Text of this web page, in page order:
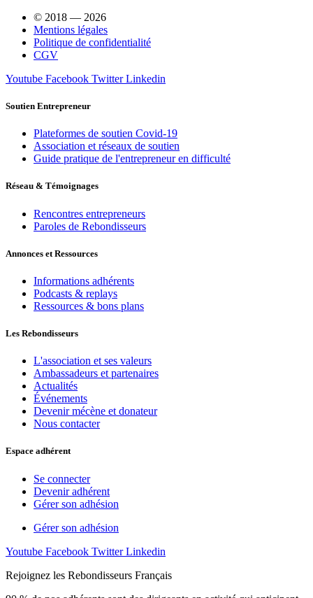
© 2018 — 2026
Mentions légales
Politique de confidentialité
CGV
Youtube Facebook Twitter Linkedin
Soutien Entrepreneur
Plateformes de soutien Covid-19
Association et réseaux de soutien
Guide pratique de l'entrepreneur en difficulté
Réseau & Témoignages
Rencontres entrepreneurs
Paroles de Rebondisseurs
Annonces et Ressources
Informations adhérents
Podcasts & replays
Ressources & bons plans
Les Rebondisseurs
L'association et ses valeurs
Ambassadeurs et partenaires
Actualités
Événements
Devenir mécène et donateur
Nous contacter
Espace adhérent
Se connecter
Devenir adhérent
Gérer son adhésion
Gérer son adhésion
Youtube Facebook Twitter Linkedin
Rejoignez les Rebondisseurs Français